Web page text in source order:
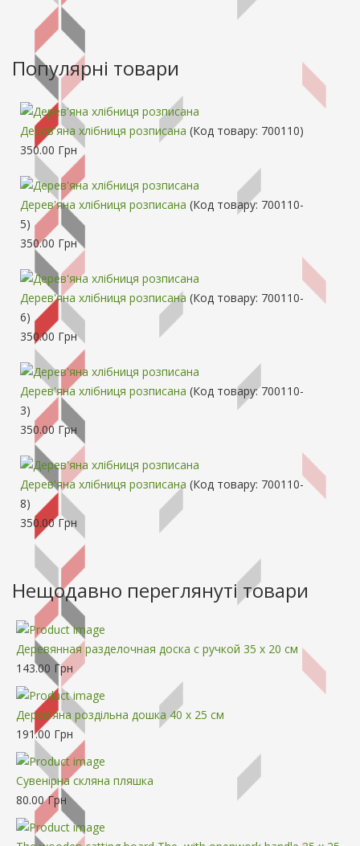
Популярні товари
Дерев'яна хлібниця розписана (Код товару: 700110)
350.00 Грн
Дерев'яна хлібниця розписана (Код товару: 700110-
5)
350.00 Грн
Дерев'яна хлібниця розписана (Код товару: 700110-
6)
350.00 Грн
Дерев'яна хлібниця розписана (Код товару:700110-
3)
350.00 Грн
Дерев'яна хлібниця розписана (Код товару: 700110-
8)
350.00 Грн
Нещодавно переглянуті товари
Деревянная разделочная доска с ручкой 35 x 20 см
143.00 Грн
Дерев'яна роздільна дошка 40 x 25 см
191.00 Грн
Сувенірна скляна пляшка
80.00 Грн